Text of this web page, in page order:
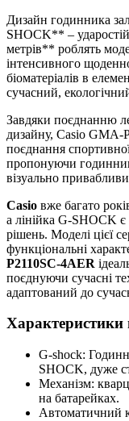
Дизайн годинника
SHOCK** –
метрів** роблять
інтенсивного
біоматеріалів в
сучасний,
Завдяки поєднанню
дизайну, Casio GMA-
поєднання
пропонуючи
візуально
Casio вже багато
а лінійка G-SHOCK
рішень. Моделі цієї
функціональні
P2110SC-4AER
поєднуючи сучасні
адаптований до
Характеристики
G-shock:
SHOCK, дуже
Механізм:
на батарейках.
Автоматичний